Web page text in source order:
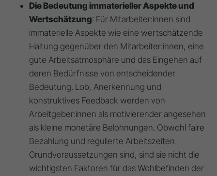
Die Bedeutung immaterieller Aspekte und
Wertschätzung: Für Mitarbeiter:innen sind
immaterielle Aspekte wie eine wertschätzende
Haltung gegenüber den Mitarbeiter:innen, eine
gute Arbeitsatmosphäre und das Eingehen auf
deren Bedürfnisse von entscheidender
Bedeutung. Lob, Anerkennung und
konstruktives Feedback werden von
Arbeitgeber:innen als motivierender angesehen
als kleine monetäre Belohnungen. Obwohl faire
Bezahlung und regulierte Arbeitszeiten
Grundvoraussetzungen sind, sind sie nicht die
wichtigsten Faktoren für das Wohlbefinden der